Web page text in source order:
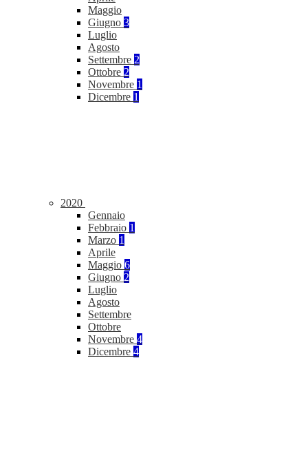
Maggio
Giugno 3
Luglio
Agosto
Settembre 2
Ottobre 2
Novembre 1
Dicembre 1
2020
Gennaio
Febbraio 1
Marzo 1
Aprile
Maggio 6
Giugno 2
Luglio
Agosto
Settembre
Ottobre
Novembre 4
Dicembre 4